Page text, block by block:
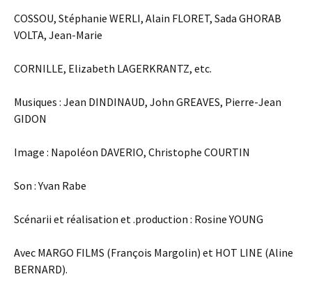
COSSOU, Stéphanie WERLI, Alain FLORET, Sada GHORAB
VOLTA, Jean-Marie
CORNILLE, Elizabeth LAGERKRANTZ, etc.
Musiques : Jean DINDINAUD, John GREAVES, Pierre-Jean
GIDON
Image : Napoléon DAVERIO, Christophe COURTIN
Son : Yvan Rabe
Scénarii et réalisation et .production : Rosine YOUNG
Avec MARGO FILMS (François Margolin) et HOT LINE (Aline
BERNARD).